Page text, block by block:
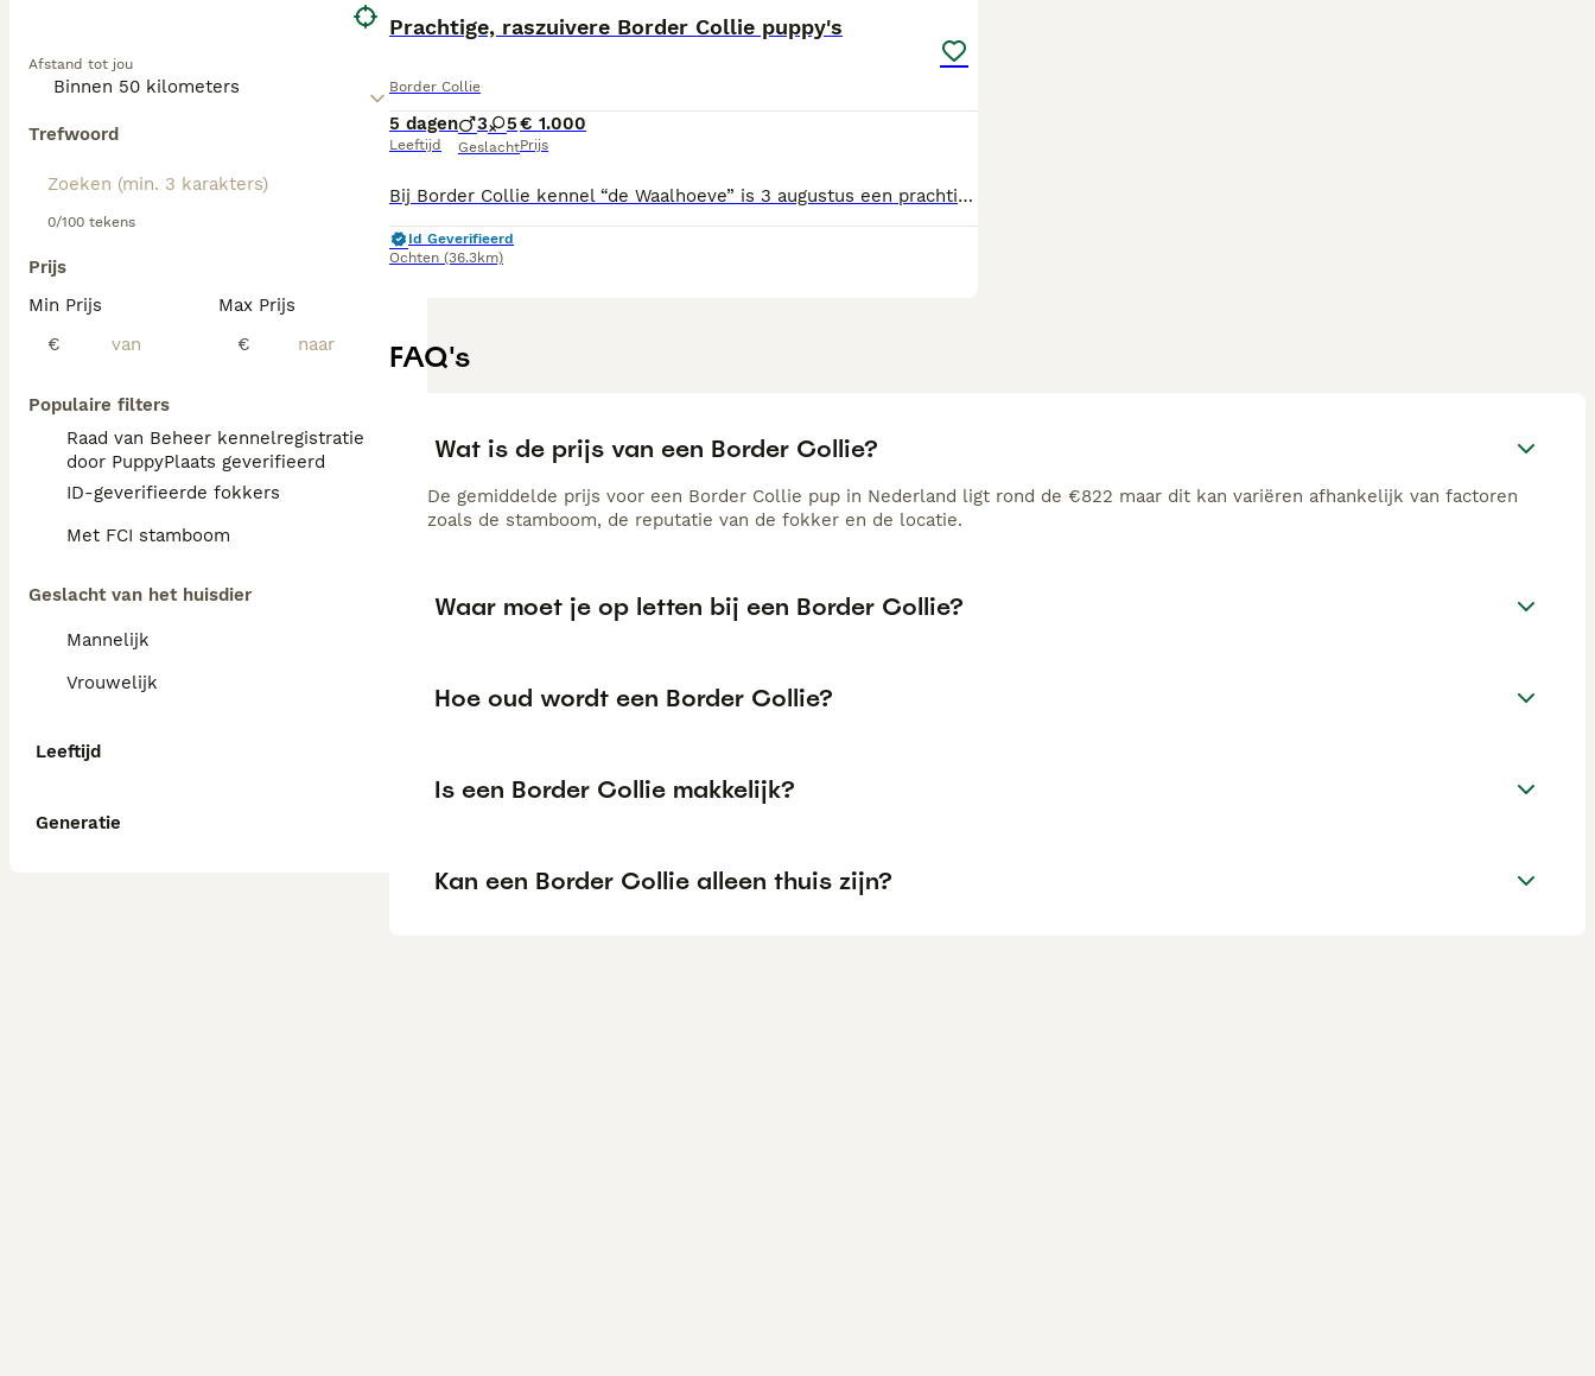
Afstand tot jou
Trefwoord
0/100 tekens
Prijs
Min Prijs
€
Max Prijs
€
Populaire filters
Raad van Beheer kennelregistratie
door PuppyPlaats geverifieerd
ID-geverifieerde fokkers
Met FCI stamboom
Geslacht van het huisdier
Mannelijk
Vrouwelijk
Leeftijd
Generatie
Prachtige, raszuivere Border Collie puppy's
Border Collie
5 dagen
Leeftijd
3 5
Geslacht
€ 1.000
Prijs
Bij Border Collie kennel “de Waalhoeve” is 3 augustus een prachtig nestje raszuivere Border Collie pups geboren. Ze worden met liefde en aandacht verzorgd en mogen op de leeftijd van 8 weken naar hun nieuwe baasje. Ze zijn dan regelmatig ontwormd, volledig door de dierenarts nagekeken op gezondheid, ingeënt, gechipt, geregistreerd en krijgen een Europees paspoort mee, ook een puppypakketje. Puppy’s worden goed gesocialiseerd, worden geknuffeld door kleine kinderen en komen in aanraking met andere huisdieren, zoals kippen en schapen. Het liefste wat onze Borders doen is hun baasje helpen bij de verzorging van zijn schapen, maar zijn ook in huis gezellige gezinshonden. Het leven en de gezondheid kunnen wij niet geven, maar dankbaar uit de hand van onze Schepper ontvangen; wel geven wij een jaar schriftelijke garantie op onze pups. Foto 3 en 5 is de moeder (haar vader, grootmoeder grootvader i.b.v.stamboom), Foto 4 is de vader (i.b.v. stamboom) U kunt ons bellen tussen 9.00 - 21.00 uur, liever niet op zondag (ook geen bezoek). Tel. 06-83 38 06 91 of email: adam@kliksafe.nl
Id Geverifieerd
Ochten (36.3km)
FAQ's
Wat is de prijs van een Border Collie?
De gemiddelde prijs voor een Border Collie pup in Nederland ligt rond de €822 maar dit kan variëren afhankelijk van factoren
zoals de stamboom, de reputatie van de fokker en de locatie.
Waar moet je op letten bij een Border Collie?
Hoe oud wordt een Border Collie?
Is een Border Collie makkelijk?
Kan een Border Collie alleen thuis zijn?